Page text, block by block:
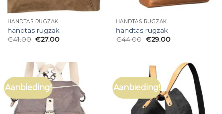
HANDTAS RUGZAK
handtas rugzak
€41.00 €27.00
HANDTAS RUGZAK
handtas rugzak
€44.00 €29.00
Aanbieding! Aanbieding!